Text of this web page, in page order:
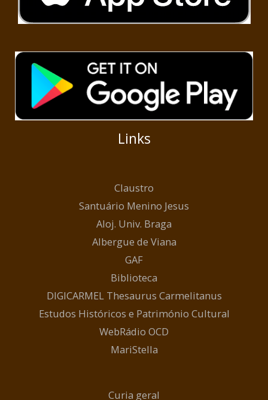
Links
Claustro
Santuário Menino Jesus
Aloj. Univ. Braga
Albergue de Viana
GAF
Biblioteca
DIGICARMEL Thesaurus Carmelitanus
Estudos Históricos e Património Cultural
WebRádio OCD
MariStella
Curia geral